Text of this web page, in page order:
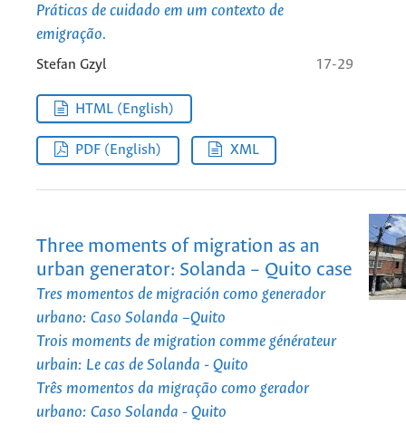
Práticas de cuidado em um contexto de
emigração.
Stefan Gzyl 17-29
HTML (English)
PDF (English) XML
Three moments of migration as an
urban generator: Solanda – Quito case
Tres momentos de migración como generador
urbano: Caso Solanda –Quito
Trois moments de migration comme générateur
urbain: Le cas de Solanda - Quito
Três momentos da migração como gerador
urbano: Caso Solanda - Quito